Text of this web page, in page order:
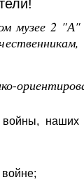
музее 2
наших